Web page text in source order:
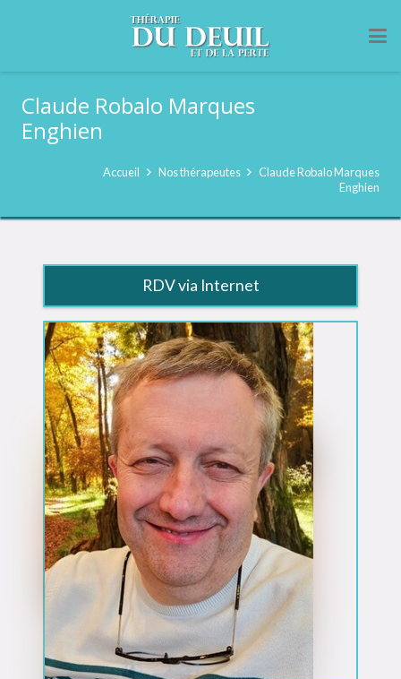
Claude Robalo Marques
Enghien
Accueil Nos thérapeutes
Claude Robalo Marques
Enghien
RDV via Internet